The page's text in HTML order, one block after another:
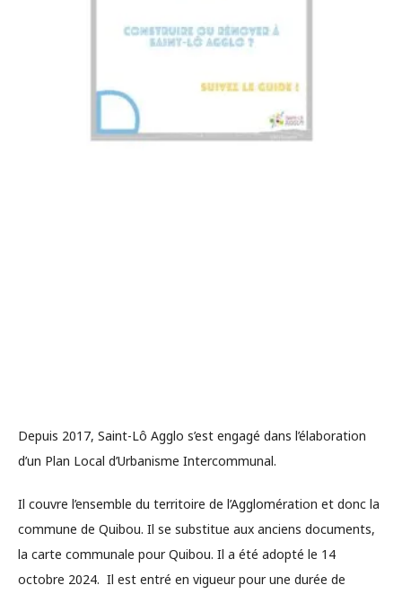
Depuis 2017, Saint-Lô Agglo s’est engagé dans l’élaboration
d’un Plan Local d’Urbanisme Intercommunal.
Il couvre l’ensemble du territoire de l’Agglomération et donc la
commune de Quibou. Il se substitue aux anciens documents,
la carte communale pour Quibou. Il a été adopté le 14
octobre 2024. Il est entré en vigueur pour une durée de